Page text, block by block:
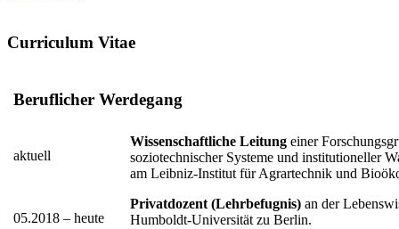
Curriculum Vitae
Beruflicher Werdegang
aktuell
Wissenschaftliche Leitung einer
soziotechnischer Systeme und institutioneller
am Leibniz-Institut für Agrartechnik und
05.2018 – heute
Privatdozent (Lehrbefugnis) an der
Humboldt-Universität zu Berlin.